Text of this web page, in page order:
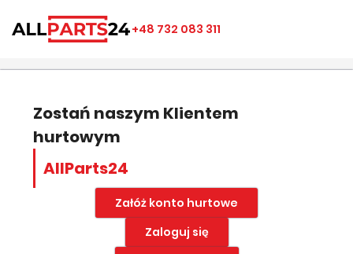
+48 732 083 311
Zostań naszym Klientem
hurtowym
AllParts24
Załóż konto hurtowe
Zaloguj się
((modalTitle))
((cancelText))
Utwórz listę ulubionych
Anuluj Zapisz
Zaloguj się
liście życzeń.
Anuluj Zaloguj się